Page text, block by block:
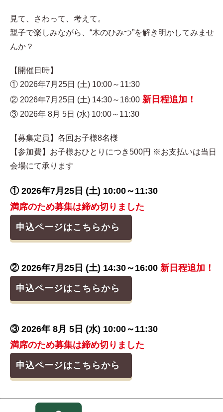
見て、さわって、考えて。
親子で楽しみながら、“木のひみつ”を解き明かしてみませ
んか？
【開催日時】
① 2026年7月25日 (土) 10:00～11:30
② 2026年7月25日 (土) 14:30～16:00 新日程追加！
③ 2026年 8月 5日 (水) 10:00～11:30
【募集定員】各回お子様8名様
【参加費】お子様おひとりにつき500円 ※お支払いは当日
会場にて承ります
① 2026年7月25日 (土) 10:00～11:30
満席のため募集は締め切りました
申込ページはこちらから
② 2026年7月25日 (土) 14:30～16:00 新日程追加！
申込ページはこちらから
③ 2026年 8月 5日 (水) 10:00～11:30
満席のため募集は締め切りました
申込ページはこちらから